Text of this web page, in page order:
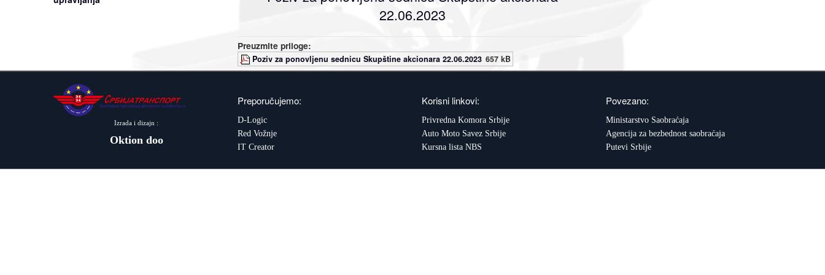
22.06.2023
Preuzmite priloge:
Poziv za ponovljenu sednicu Skupštine akcionara 22.06.2023 657 kB
Izrada i dizajn :
Oktion doo
Preporučujemo:
D-Logic
Red Vožnje
IT Creator
Korisni linkovi:
Privredna Komora Srbije
Auto Moto Savez Srbije
Kursna lista NBS
Povezano:
Ministarstvo Saobraćaja
Agencija za bezbednost saobraćaja
Putevi Srbije